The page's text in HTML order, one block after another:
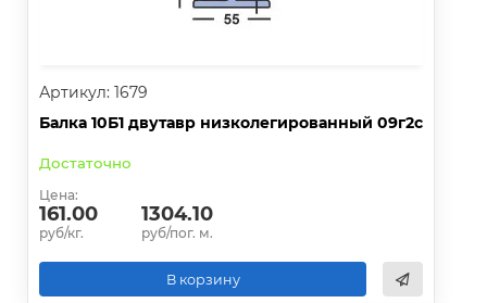
Артикул: 1679
Балка 10Б1 двутавр низколегированный 09г2с
Достаточно
Цена:
161.00
руб/кг.
1304.10
руб/пог. м.
В корзину